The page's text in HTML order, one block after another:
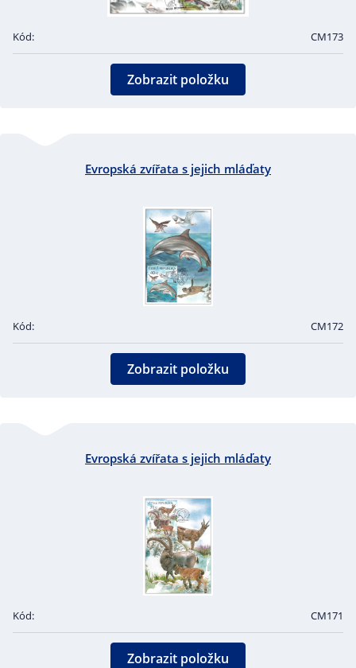
Kód: CM173
Zobrazit položku
Evropská zvířata s jejich mláďaty
Kód: CM172
Zobrazit položku
Evropská zvířata s jejich mláďaty
Kód: CM171
Zobrazit položku